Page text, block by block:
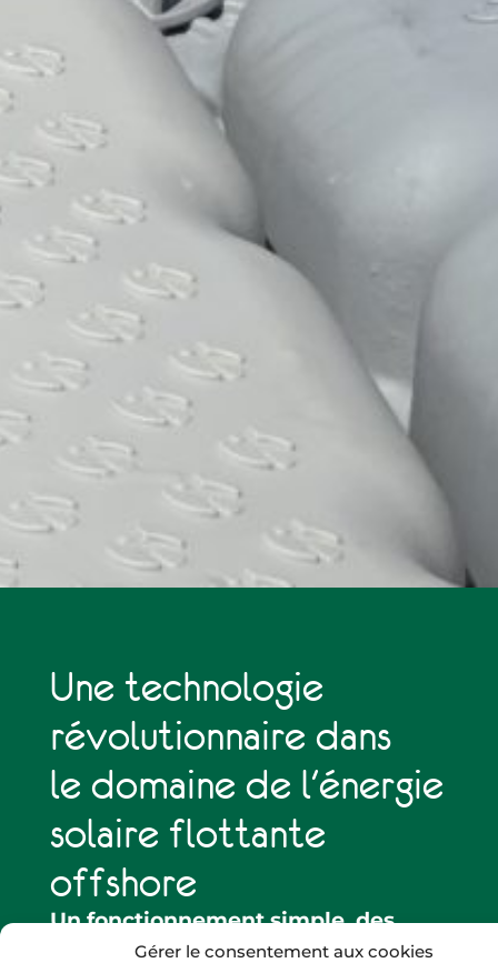
Gérer le consentement aux cookies
Une technologie
révolutionnaire dans
le domaine de l'énergie
solaire flottante
offshore
Un fonctionnement simple, des
coûts optimisés et un potentiel